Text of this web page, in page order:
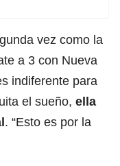
vez como la
a 3 con Nueva
indiferente para
el sueño, ella
. “Esto es por la